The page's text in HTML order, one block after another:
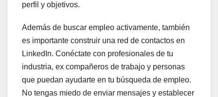
perfil y objetivos.
Además de buscar empleo activamente, también
es importante construir una red de contactos en
LinkedIn. Conéctate con profesionales de tu
industria, ex compañeros de trabajo y personas
que puedan ayudarte en tu búsqueda de empleo.
No tengas miedo de enviar mensajes y establecer